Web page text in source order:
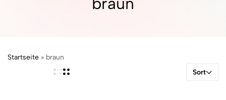
Startseite » braun
Sort